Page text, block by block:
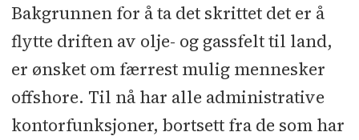
Bakgrunnen for å ta det skrittet det er å
flytte driften av olje- og gassfelt til land,
er ønsket om færrest mulig mennesker
offshore. Til nå har alle administrative
kontorfunksjoner, bortsett fra de som har